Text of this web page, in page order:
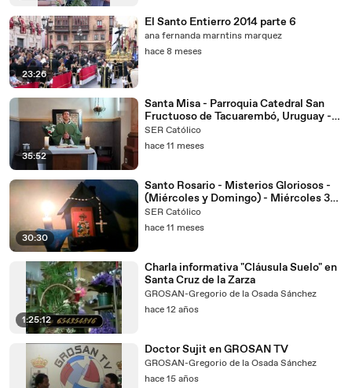
23:26
El Santo Entierro 2014 parte 6
ana fernanda marntins marquez
hace 8 meses
35:52
Santa Misa - Parroquia Catedral San
Fructuoso de Tacuarembó, Uruguay -
Domingo 07/09/2025
SER Católico
hace 11 meses
30:30
Santo Rosario - Misterios Gloriosos -
(Miércoles y Domingo) - Miércoles 3
de setiembre de 2025
SER Católico
hace 11 meses
1:25:12
Charla informativa "Cláusula Suelo" en
Santa Cruz de la Zarza
GROSAN-Gregorio de la Osada Sánchez
hace 12 años
Doctor Sujit en GROSAN TV
GROSAN-Gregorio de la Osada Sánchez
hace 15 años